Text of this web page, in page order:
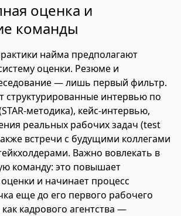
оценка и
команды
найма предполагают
оценки. Резюме и
— лишь первый фильтр.
структурированные интервью по
методика), кейс-интервью,
реальных рабочих задач (test
встречи с будущими коллегами
Важно вовлекать в
команду: это повышает
и начинает процесс
еще до его первого рабочего
кадрового агентства —